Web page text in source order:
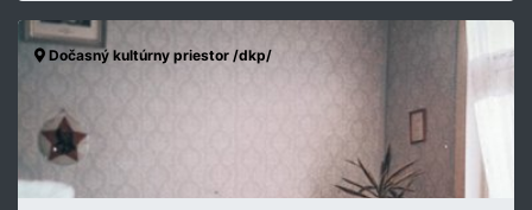
Dočasný kultúrny priestor /dkp/